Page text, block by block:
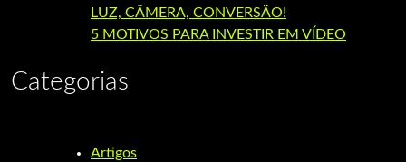
LUZ, CÂMERA, CONVERSÃO!
5 MOTIVOS PARA INVESTIR EM VÍDEO
Categorias
Artigos